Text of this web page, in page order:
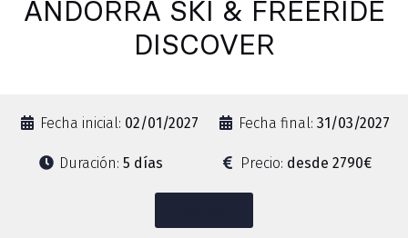
ANDORRA SKI & FREERIDE
DISCOVER
Fecha inicial: 02/01/2027 Fecha final: 31/03/2027
Duración: 5 días Precio: desde 2790€